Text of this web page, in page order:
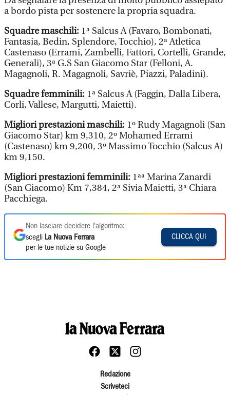
a bordo pista per sostenere la propria squadra.
Squadre maschili: 1ª Salcus A (Favaro, Bombonati,
Fantasia, Bedin, Splendore, Tocchio), 2ª Atletica
Castenaso (Errami, Zambelli, Fattori, Cortelli, Grande,
Generali), 3ª G.S San Giacomo Star (Felloni, A.
Magagnoli, R. Magagnoli, Savriè, Piazzi, Paladini).
Squadre femminili: 1ª Salcus A (Faggin, Dalla Libera,
Corli, Vallese, Margutti, Maietti).
Migliori prestazioni maschili: 1º Rudy Magagnoli (San
Giacomo Star) km 9,310, 2º Mohamed Errami
(Castenaso) km 9,200, 3º Massimo Tocchio (Salcus A)
km 9,150.
Migliori prestazioni femminili: 1ªª Marina Zanardi
(San Giacomo) Km 7,384, 2ª Sivia Maietti, 3ª Chiara
Pacchiega.
Non lasciare decidere l'algoritmo:
scegli La Nuova Ferrara
per le tue notizie su Google
CLICCA QUI
Redazione
Scriveteci